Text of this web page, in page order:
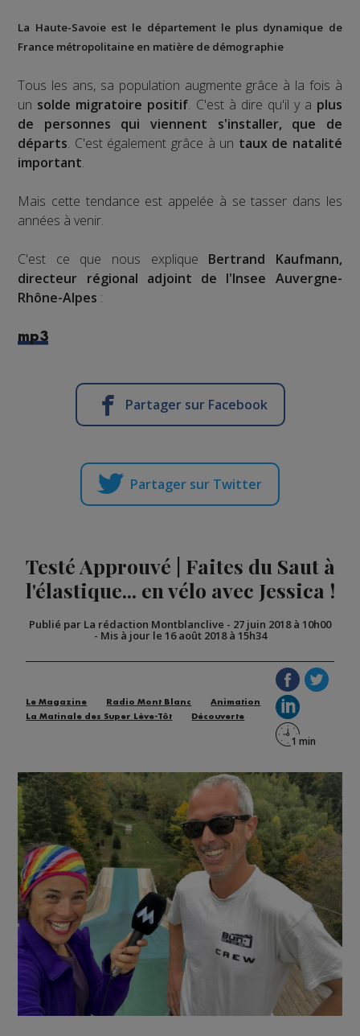
La Haute-Savoie est le département le plus dynamique de
France métropolitaine en matière de démographie
Tous les ans, sa population augmente grâce à la fois à
un solde migratoire positif. C'est à dire qu'il y a plus
de personnes qui viennent s'installer, que de
départs. C'est également grâce à un taux de natalité
important.
Mais cette tendance est appelée à se tasser dans les
années à venir.
C'est ce que nous explique Bertrand Kaufmann,
directeur régional adjoint de l'Insee Auvergne-
Rhône-Alpes :
mp3
Partager sur Facebook
Partager sur Twitter
Testé Approuvé | Faites du Saut à
l'élastique... en vélo avec Jessica !
Publié par La rédaction Montblanclive - 27 juin 2018 à 10h00
- Mis à jour le 16 août 2018 à 15h34
Le Magazine Radio Mont Blanc
Animation
La Matinale des Super Lève-Tôt
Découverte